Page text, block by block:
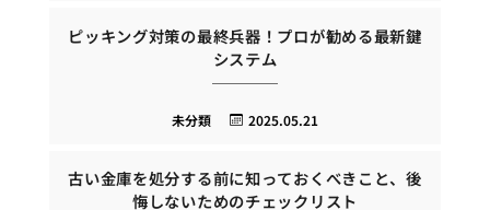
ピッキング対策の最終兵器！プロが勧める最新鍵
システム
2025.05.21
未分類
古い金庫を処分する前に知っておくべきこと、後
悔しないためのチェックリスト